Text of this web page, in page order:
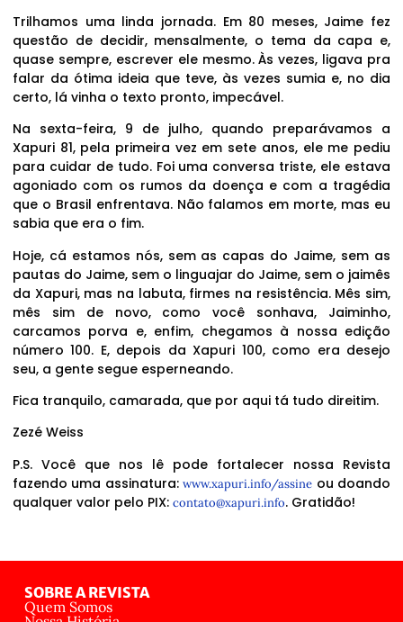
Trilhamos uma linda jornada. Em 80 meses, Jaime fez
questão de decidir, mensalmente, o tema da capa e,
quase sempre, escrever ele mesmo. Às vezes, ligava pra
falar da ótima ideia que teve, às vezes sumia e, no dia
certo, lá vinha o texto pronto, impecável.
Na sexta-feira, 9 de julho, quando preparávamos a
Xapuri 81, pela primeira vez em sete anos, ele me pediu
para cuidar de tudo. Foi uma conversa triste, ele estava
agoniado com os rumos da doença e com a tragédia
que o Brasil enfrentava. Não falamos em morte, mas eu
sabia que era o fim.
Hoje, cá estamos nós, sem as capas do Jaime, sem as
pautas do Jaime, sem o linguajar do Jaime, sem o jaimês
da Xapuri, mas na labuta, firmes na resistência. Mês sim,
mês sim de novo, como você sonhava, Jaiminho,
carcamos porva e, enfim, chegamos à nossa edição
número 100. E, depois da Xapuri 100, como era desejo
seu, a gente segue esperneando.
Fica tranquilo, camarada, que por aqui tá tudo direitim.
Zezé Weiss
P.S. Você que nos lê pode fortalecer nossa Revista
fazendo uma assinatura:www.xapuri.info/assine ou doando
qualquer valor pelo PIX: contato@xapuri.info. Gratidão!
SOBRE A REVISTA
Quem Somos